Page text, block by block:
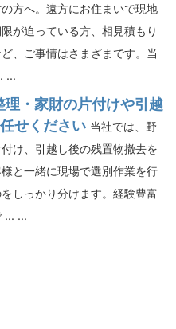
方へ。遠方にお住まいで現地
が迫っている方、相見積もり
、ご事情はさまざまです。当
...
・家財の片付けや引越
せください 当社では、野
け、引越し後の残置物撤去を
と一緒に現場で選別作業を行
しっかり分けます。経験豊富
... ...